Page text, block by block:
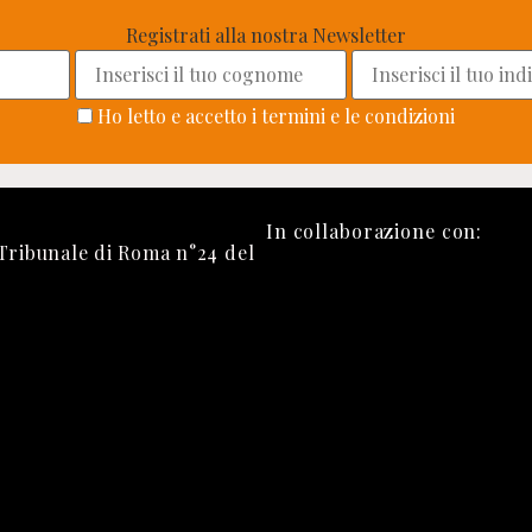
Registrati alla nostra Newsletter
Ho letto e accetto i termini e le condizioni
di Roma n°24 del
In collaborazione con: